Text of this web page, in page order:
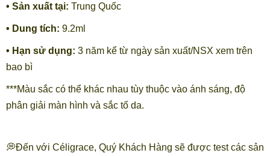
• Sản xuất tại: Trung Quốc
• Dung tích: 9.2ml
• Hạn sử dụng: 3 năm kể từ ngày sản xuất/NSX xem trên
bao bì
***Màu sắc có thể khác nhau tùy thuộc vào ánh sáng, độ
phân giải màn hình và sắc tố da.
💭Đến với Céligrace, Quý Khách Hàng sẽ được test các sản